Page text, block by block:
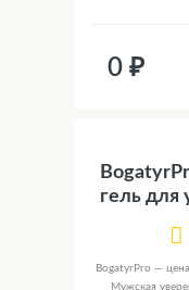
0 ₽
гель для
BogatyrPro —
Мужская